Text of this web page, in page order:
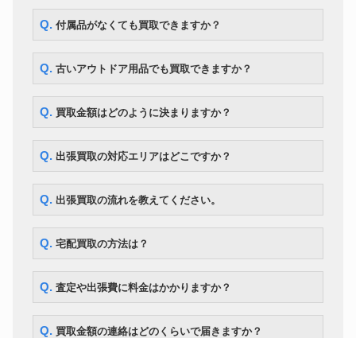
Q. 付属品がなくても買取できますか？
Q. 古いアウトドア用品でも買取できますか？
Q. 買取金額はどのように決まりますか？
Q. 出張買取の対応エリアはどこですか？
Q. 出張買取の流れを教えてください。
Q. 宅配買取の方法は？
Q. 査定や出張費に料金はかかりますか？
Q. 買取金額の連絡はどのくらいで届きますか？